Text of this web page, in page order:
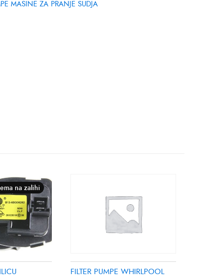
MASINE ZA PRANJE SUDJA
na zalihi
FILTER PUMPE WHIRLPOOL